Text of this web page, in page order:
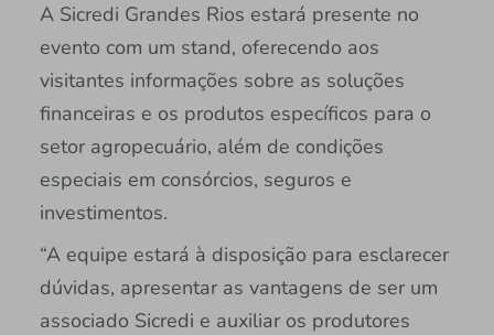
A Sicredi Grandes Rios estará presente no
evento com um stand, oferecendo aos
visitantes informações sobre as soluções
financeiras e os produtos específicos para o
setor agropecuário, além de condições
especiais em consórcios, seguros e
investimentos.
“A equipe estará à disposição para esclarecer
dúvidas, apresentar as vantagens de ser um
associado Sicredi e auxiliar os produtores